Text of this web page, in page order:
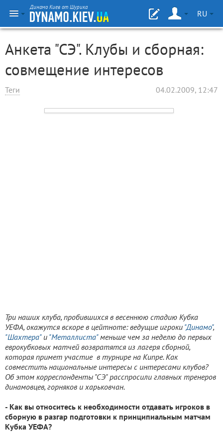
Динамо Киев от Шурика
RU
Анкета "СЭ". Клубы и сборная:
совмещение интересов
Теги 04.02.2009, 12:47
Три наших клуба, пробившихся в весеннюю стадию Кубка
УЕФА, окажутся вскоре в цейтноте: ведущие игроки "Динамо",
"Шахтера"и "Металлиста"меньше чем за неделю до первых
еврокубковых матчей возвратятся из лагеря сборной,
которая примет участие в турнире на Кипре. Как
совместить национальные интересы с интересами клубов?
Об этом корреспонденты "СЭ" расспросили главных тренеров
динамовцев, горняков и харьковчан.
- Как вы относитесь к необходимости отдавать игроков в
сборную в разгар подготовки к принципиальным матчам
Кубка УЕФА?